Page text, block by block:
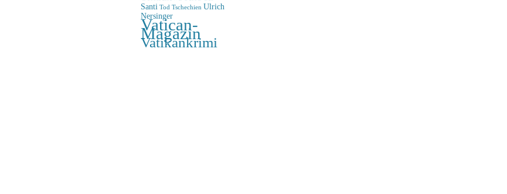
Santi Tod Tschechien Ulrich
Nersinger
Vatican-
Magazin
Vatikankrimi